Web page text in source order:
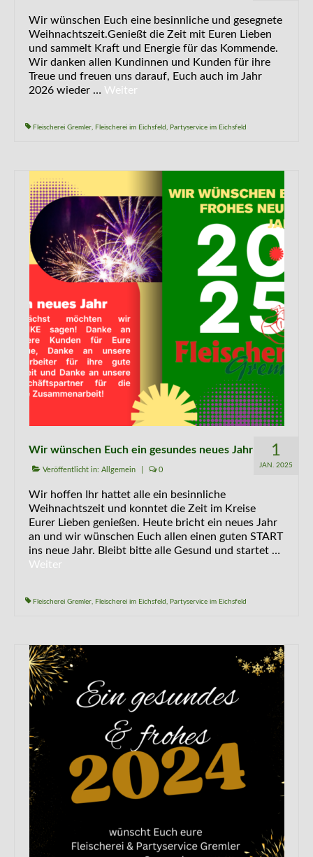
Wir wünschen Euch eine besinnliche und gesegnete
Weihnachtszeit.Genießt die Zeit mit Euren Lieben
und sammelt Kraft und Energie für das Kommende.
Wir danken allen Kundinnen und Kunden für ihre
Treue und freuen uns darauf, Euch auch im Jahr
2026 wieder … Weiter
Fleischerei Gremler, Fleischerei im Eichsfeld , Partyservice im Eichsfeld
1
JAN. 2025
Wir wünschen Euch ein gesundes neues Jahr
Veröffentlicht in: Allgemein 0
Wir hoffen Ihr hattet alle ein besinnliche
Weihnachtszeit und konntet die Zeit im Kreise
Eurer Lieben genießen. Heute bricht ein neues Jahr
an und wir wünschen Euch allen einen guten START
ins neue Jahr. Bleibt bitte alle Gesund und startet …
Weiter
Fleischerei Gremler, Fleischerei im Eichsfeld , Partyservice im Eichsfeld